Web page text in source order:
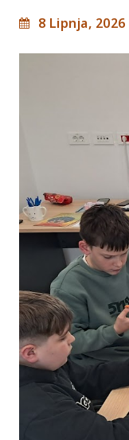
8 Lipnja, 2026